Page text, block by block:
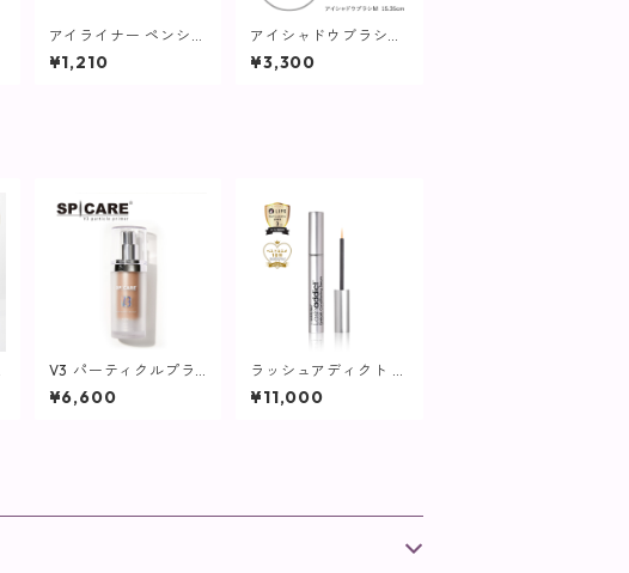
アイライナー ペンシル
ホルダー【ヴィプラン
ツ】
¥1,210
アイシャドウブラシM
【ヴィプランツ】
¥3,300
V3 パーティクルプラ
イマー (ライト) / 30
ml【SPICARE】
¥6,600
ラッシュアディクト ア
イラッシュ コンディシ
ョニング セラム アド
¥11,000